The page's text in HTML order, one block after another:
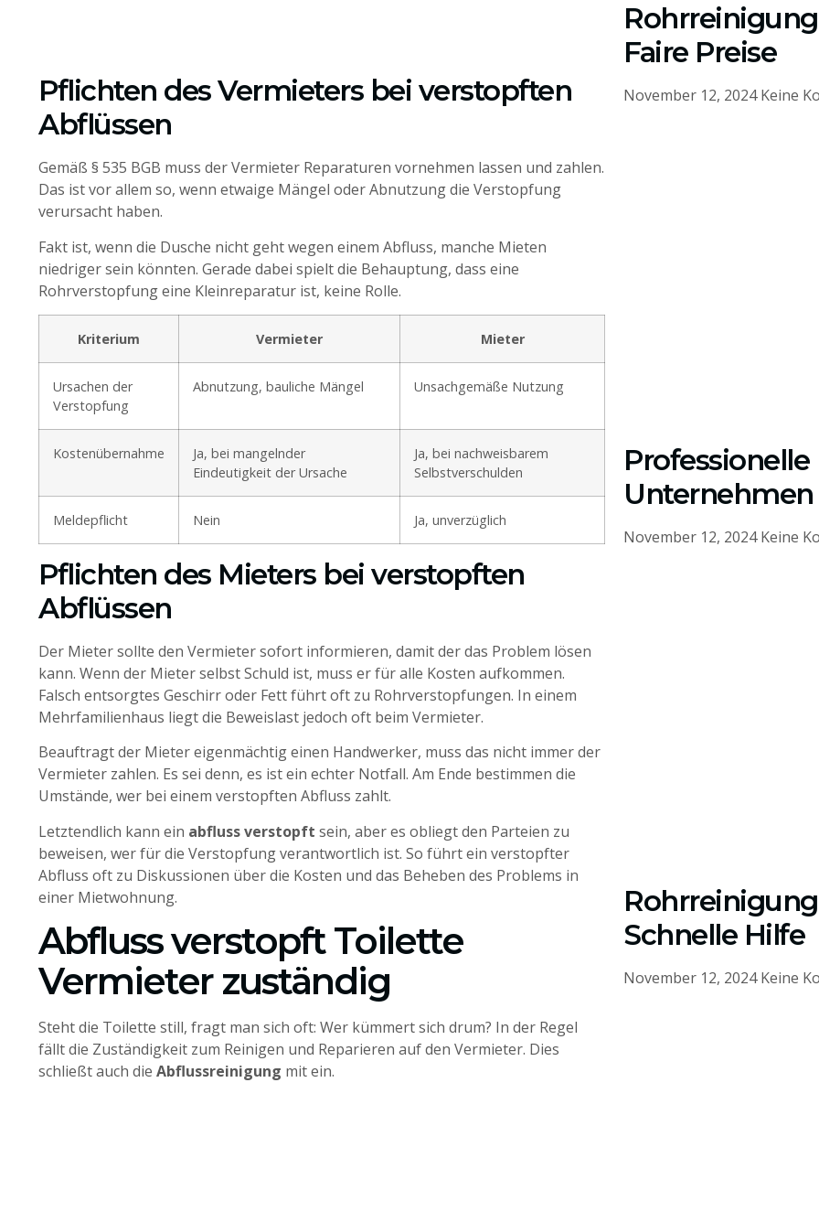
Pflichten des Vermieters bei verstopften
Abflüssen
Gemäß § 535 BGB muss der Vermieter Reparaturen vornehmen lassen und zahlen.
Das ist vor allem so, wenn etwaige Mängel oder Abnutzung die Verstopfung
verursacht haben.
Fakt ist, wenn die Dusche nicht geht wegen einem Abfluss, manche Mieten
niedriger sein könnten. Gerade dabei spielt die Behauptung, dass eine
Rohrverstopfung eine Kleinreparatur ist, keine Rolle.
Kriterium Vermieter Mieter
Ursachen der
Verstopfung
Abnutzung, bauliche Mängel Unsachgemäße Nutzung
Kostenübernahme
Ja, bei mangelnder
Eindeutigkeit der Ursache
Ja, bei nachweisbarem
Selbstverschulden
Meldepflicht Nein Ja, unverzüglich
Pflichten des Mieters bei verstopften
Abflüssen
Der Mieter sollte den Vermieter sofort informieren, damit der das Problem lösen
kann. Wenn der Mieter selbst Schuld ist, muss er für alle Kosten aufkommen.
Falsch entsorgtes Geschirr oder Fett führt oft zu Rohrverstopfungen. In einem
Mehrfamilienhaus liegt die Beweislast jedoch oft beim Vermieter.
Beauftragt der Mieter eigenmächtig einen Handwerker, muss das nicht immer der
Vermieter zahlen. Es sei denn, es ist ein echter Notfall. Am Ende bestimmen die
Umstände, wer bei einem verstopften Abfluss zahlt.
Letztendlich kann ein abfluss verstopft sein, aber es obliegt den Parteien zu
beweisen, wer für die Verstopfung verantwortlich ist. So führt ein verstopfter
Abfluss oft zu Diskussionen über die Kosten und das Beheben des Problems in
einer Mietwohnung.
Abfluss verstopft Toilette
Vermieter zuständig
Steht die Toilette still, fragt man sich oft: Wer kümmert sich drum? In der Regel
fällt die Zuständigkeit zum Reinigen und Reparieren auf den Vermieter. Dies
schließt auch die Abflussreinigung mit ein.
Faire Preise
November 12, 2024Keine
November 12, 2024Keine
Schnelle Hilfe
November 12, 2024Keine